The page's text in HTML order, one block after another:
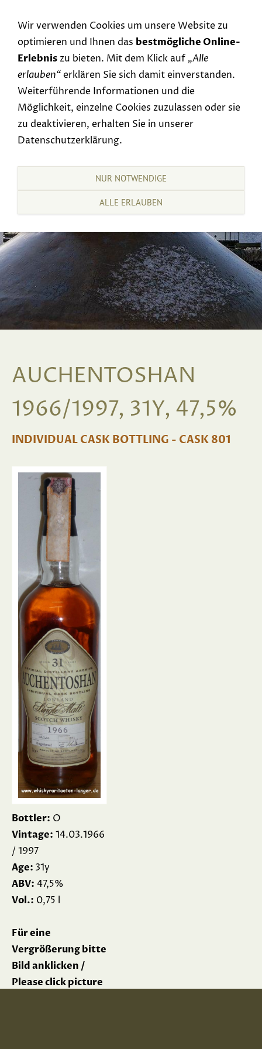
AUCHENTOSHAN
1966/1997, 31Y, 47,5%
INDIVIDUAL CASK BOTTLING - CASK 801
Bottler: O
Vintage: 14.03.1966
/ 1997
Age: 31y
ABV: 47,5%
Vol.: 0,75 l
Für eine
Vergrößerung bitte
Bild anklicken /
Please click picture
Wir verwenden Cookies um unsere Website zu
optimieren und Ihnen das bestmögliche Online-
Erlebniszu bieten. Mit dem Klick auf „Alle
erlauben“erklären Sie sich damit einverstanden.
Weiterführende Informationen und die
Möglichkeit, einzelne Cookies zuzulassen oder sie
zu deaktivieren, erhalten Sie in unserer
Datenschutzerklärung.
NUR NOTWENDIGE
ALLE ERLAUBEN